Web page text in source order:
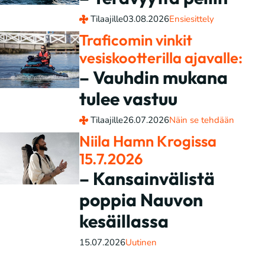
Tilaajille03.08.2026Ensiesittely
Traficomin vinkit
vesiskootterilla ajavalle:
– Vauhdin mukana
tulee vastuu
Tilaajille26.07.2026Näin se tehdään
Niila Hamn Krogissa
15.7.2026
– Kansainvälistä
poppia Nauvon
kesäillassa
15.07.2026Uutinen